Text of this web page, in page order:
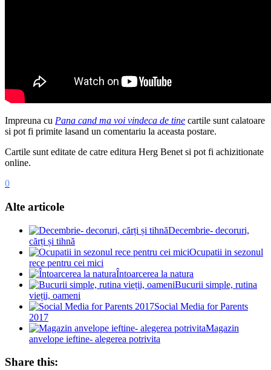
Impreuna cu Pana cand ma voi vindeca de tine cartile sunt calatoare
si pot fi primite lasand un comentariu la aceasta postare.
Cartile sunt editate de catre editura Herg Benet si pot fi achizitionate
online.
0
Alte articole
Decembrie- decoruri,
cărți și tihnă
Ocupatii in sezonul
rece pentru cei mici
Întoarcerea la natura
Bucurii simple, rutina
vieții, oameni
Social Media for Parents
2017
Magazin
anvelope ieftine- alegerea potrivita
Share this: